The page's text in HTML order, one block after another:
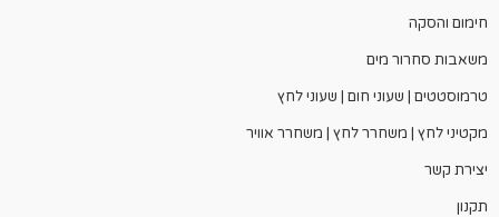
חימום והסקה
משאבות סחרור מים
טרמוסטטים | שעוני חום | שעוני לחץ
מקטיני לחץ | משחרר לחץ | משחרר אוויר
יצירת קשר
תקנון